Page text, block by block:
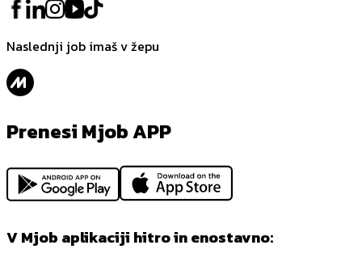
Naslednji job imaš v žepu
Prenesi Mjob APP
V Mjob aplikaciji hitro in enostavno: